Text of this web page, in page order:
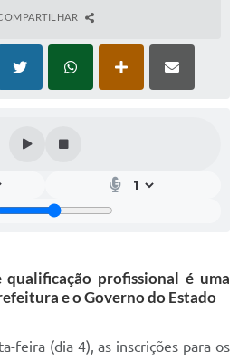
profissional é uma
e o Governo do Estado
feira (dia 4), as inscrições para os